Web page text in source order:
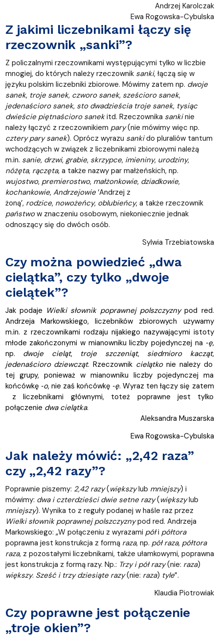
Andrzej Karolczak
Ewa Rogowska-Cybulska
Z jakimi liczebnikami łączy się
rzeczownik „sanki”?
Z policzalnymi rzeczownikami występującymi tylko w liczbie
mnogiej, do których należy rzeczownik sanki, łączą się w
języku polskim liczebniki zbiorowe. Mówimy zatem np. dwoje
sanek, troje sanek, czworo sanek, sześcioro sanek,
jedenaścioro sanek, sto dwadzieścia troje sanek, tysiąc
dwieście piętnaścioro sanekitd. Rzeczownika sankinie
należy łączyć z rzeczownikiem pary(nie mówimy więc np.
cztery pary sanek). Oprócz wyrazu sankido pluraliów tantum
wchodzących w związek z liczebnikami zbiorowymi należą
m.in. sanie, drzwi, grabie, skrzypce, imieniny, urodziny,
nóżęta, rączęta, a także nazwy par małżeńskich, np.
wujostwo, premierostwo, małżonkowie, dziadkowie,
kochankowie, Andrzejowie‘Andrzej z
żoną’, rodzice, nowożeńcy, oblubieńcy, a także rzeczownik
państwow znaczeniu osobowym, niekoniecznie jednak
odnoszący się do dwóch osób.
Sylwia Trzebiatowska
Czy można powiedzieć „dwa
cielątka”, czy tylko „dwoje
cielątek”?
Jak podaje Wielki słownik poprawnej polszczyznypod red.
Andrzeja Markowskiego, liczebników zbiorowych używamy
m.in. z rzeczownikami rodzaju nijakiego nazywającymi istoty
młode zakończonymi w mianowniku liczby pojedynczej na ‑ę,
np. dwoje cieląt, troje szczeniąt, siedmioro kacząt,
jedenaścioro dziewcząt. Rzeczownik cielątkonie należy do
tej grupy, ponieważ w mianowniku liczby pojedynczej ma
końcówkę ‑o, nie zaś końcówkę‑ę. Wyraz ten łączy się zatem
z liczebnikami głównymi, toteż poprawne jest tylko
połączenie dwa cielątka.
Aleksandra Muszarska
Ewa Rogowska-Cybulska
Jak należy mówić: „2,42 raza”
czy „2,42 razy”?
Poprawnie piszemy: 2,42 razy(większylub mniejszy) i
mówimy: dwa i czterdzieści dwie setne razy(większylub
mniejszy). Wynika to z reguły podanej w haśle raz przez
Wielki słownik poprawnej polszczyznypod red. Andrzeja
Markowskiego: „W połączeniu z wyrazami półi półtora
poprawna jest konstrukcja z formą raza, np. pół raza, półtora
raza, z pozostałymi liczebnikami, także ułamkowymi, poprawna
jest konstrukcja z formą razy. Np.: Trzy i pół razy(nie: raza)
większy. Sześć i trzy dziesiąte razy(nie: raza) tyle”.
Klaudia Piotrowiak
Czy poprawne jest połączenie
„troje okien”?